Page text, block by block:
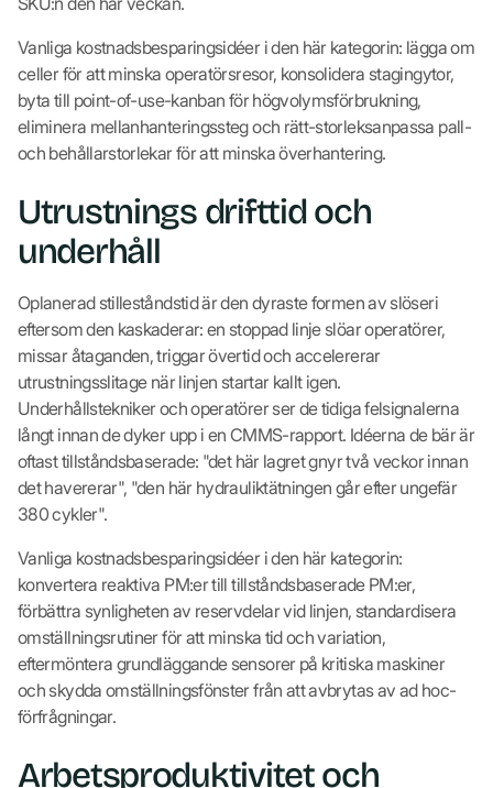
Vanliga kostnadsbesparingsidéer i den här kategorin: lägga om
celler för att minska operatörsresor, konsolidera stagingytor,
byta till point-of-use-kanban för högvolymsförbrukning,
eliminera mellanhanteringssteg och rätt-storleksanpassa pall-
och behållarstorlekar för att minska överhantering.
Utrustnings drifttid och
underhåll
Oplanerad stilleståndstid är den dyraste formen av slöseri
eftersom den kaskaderar: en stoppad linje slöar operatörer,
missar åtaganden, triggar övertid och accelererar
utrustningsslitage när linjen startar kallt igen.
Underhållstekniker och operatörer ser de tidiga felsignalerna
långt innan de dyker upp i en CMMS-rapport. Idéerna de bär är
oftast tillståndsbaserade: "det här lagret gnyr två veckor innan
det havererar", "den här hydrauliktätningen går efter ungefär
380 cykler".
Vanliga kostnadsbesparingsidéer i den här kategorin:
konvertera reaktiva PM:er till tillståndsbaserade PM:er,
förbättra synligheten av reservdelar vid linjen, standardisera
omställningsrutiner för att minska tid och variation,
eftermöntera grundläggande sensorer på kritiska maskiner
och skydda omställningsfönster från att avbrytas av ad hoc-
förfrågningar.
Arbetsproduktivitet och